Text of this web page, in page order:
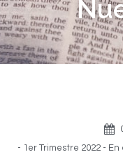
- 1er Trimestre 2022 -